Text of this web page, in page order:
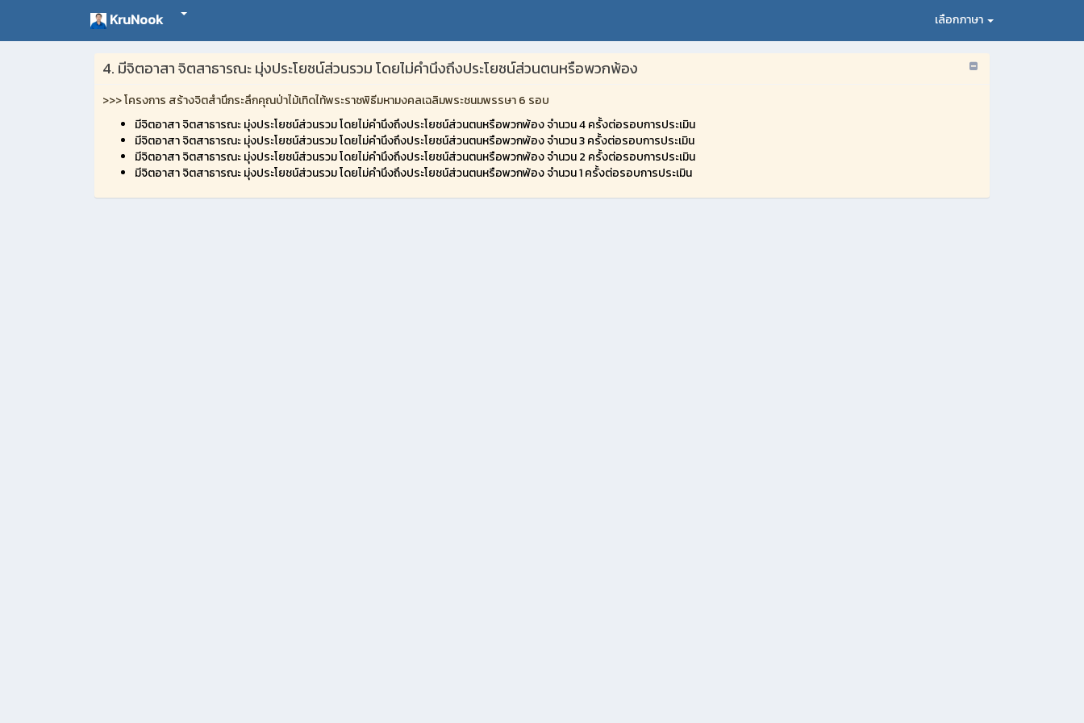
KruNook เลือกภาษา
4. มีจิตอาสา จิตสาธารณะ มุ่งประโยชน์ส่วนรวม โดยไม่คำนึงถึงประโยชน์ส่วนตนหรือพวกพ้อง
>>> โครงการ สร้างจิตสำนึกระลึกคุณป่าไม้เทิดไท้พระราชพิธีมหามงคลเฉลิมพระชนมพรรษา 6 รอบ
มีจิตอาสา จิตสาธารณะ มุ่งประโยชน์ส่วนรวม โดยไม่คำนึงถึงประโยชน์ส่วนตนหรือพวกพ้อง จำนวน 4 ครั้งต่อรอบการประเมิน
มีจิตอาสา จิตสาธารณะ มุ่งประโยชน์ส่วนรวม โดยไม่คำนึงถึงประโยชน์ส่วนตนหรือพวกพ้อง จำนวน 3 ครั้งต่อรอบการประเมิน
มีจิตอาสา จิตสาธารณะ มุ่งประโยชน์ส่วนรวม โดยไม่คำนึงถึงประโยชน์ส่วนตนหรือพวกพ้อง จำนวน 2 ครั้งต่อรอบการประเมิน
มีจิตอาสา จิตสาธารณะ มุ่งประโยชน์ส่วนรวม โดยไม่คำนึงถึงประโยชน์ส่วนตนหรือพวกพ้อง จำนวน 1 ครั้งต่อรอบการประเมิน